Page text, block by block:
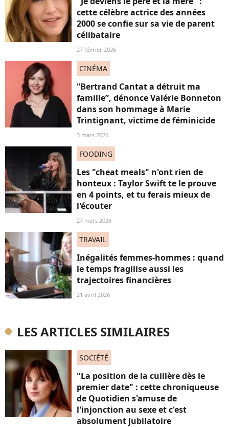
cette célèbre actrice des années
2000 se confie sur sa vie de parent
célibataire
27 février 2026
CINÉMA
“Bertrand Cantat a détruit ma
famille”, dénonce Valérie Bonneton
dans son hommage à Marie
Trintignant, victime de féminicide
3 mars 2026
FOODING
Les "cheat meals" n'ont rien de
honteux : Taylor Swift te le prouve
en 4 points, et tu ferais mieux de
l'écouter
27 mars 2026
TRAVAIL
Inégalités femmes-hommes : quand
le temps fragilise aussi les
trajectoires financières
21 avril 2026
LES ARTICLES SIMILAIRES
SOCIÉTÉ
"La position de la cuillère dès le
premier date" : cette chroniqueuse
de Quotidien s'amuse de
l'injonction au sexe et c'est
absolument jubilatoire